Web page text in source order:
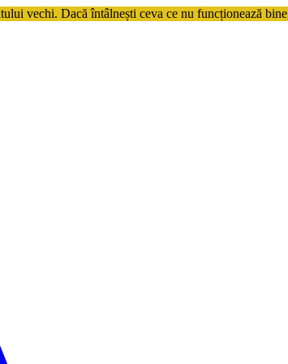
vechi. Dacă întâlnești ceva ce nu funcționează